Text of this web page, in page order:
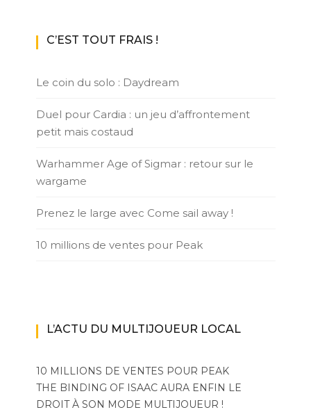
C’EST TOUT FRAIS !
Le coin du solo : Daydream
Duel pour Cardia : un jeu d’affrontement
petit mais costaud
Warhammer Age of Sigmar : retour sur le
wargame
Prenez le large avec Come sail away !
10 millions de ventes pour Peak
L’ACTU DU MULTIJOUEUR LOCAL
10 MILLIONS DE VENTES POUR PEAK
THE BINDING OF ISAAC AURA ENFIN LE
DROIT À SON MODE MULTIJOUEUR !